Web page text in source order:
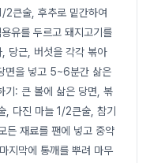
2큰술, 후추로 밑간하여
유를 두르고 돼지고기를
당근, 버섯을 각각 볶아
면을 넣고 5~6분간 삶은
기: 큰 볼에 삶은 당면, 볶
, 다진 마늘 1/2큰술, 참기
든 재료를 팬에 넣고 중약
지막에 통깨를 뿌려 마무